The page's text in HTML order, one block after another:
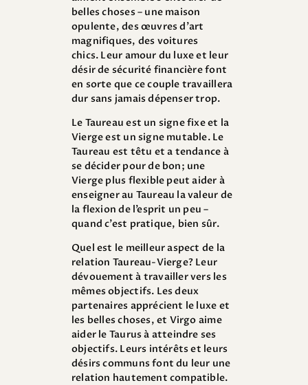
belles choses – une maison
opulente, des œuvres d’art
magnifiques, des voitures
chics. Leur amour du luxe et leur
désir de sécurité financière font
en sorte que ce couple travaillera
dur sans jamais dépenser trop.
Le Taureau est un signe fixe et la
Vierge est un signe mutable. Le
Taureau est têtu et a tendance à
se décider pour de bon; une
Vierge plus flexible peut aider à
enseigner au Taureau la valeur de
la flexion de l’esprit un peu –
quand c’est pratique, bien sûr.
Quel est le meilleur aspect de la
relation Taureau-Vierge? Leur
dévouement à travailler vers les
mêmes objectifs. Les deux
partenaires apprécient le luxe et
les belles choses, et Virgo aime
aider le Taurus à atteindre ses
objectifs. Leurs intérêts et leurs
désirs communs font du leur une
relation hautement compatible.